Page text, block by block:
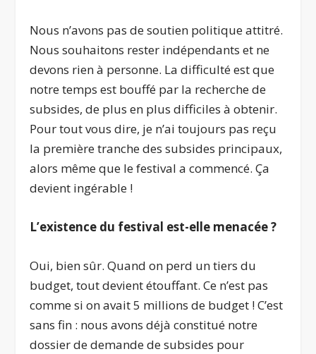
Nous n’avons pas de soutien politique attitré.
Nous souhaitons rester indépendants et ne
devons rien à personne. La difficulté est que
notre temps est bouffé par la recherche de
subsides, de plus en plus difficiles à obtenir.
Pour tout vous dire, je n’ai toujours pas reçu
la première tranche des subsides principaux,
alors même que le festival a commencé. Ça
devient ingérable !
L’existence du festival est-elle menacée ?
Oui, bien sûr. Quand on perd un tiers du
budget, tout devient étouffant. Ce n’est pas
comme si on avait 5 millions de budget ! C’est
sans fin : nous avons déjà constitué notre
dossier de demande de subsides pour